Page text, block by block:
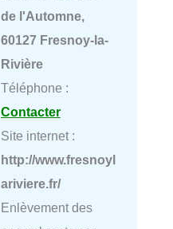
de l'Automne,
60127 Fresnoy-la-
Rivière
Téléphone :
Contacter
Site internet :
http://www.fresnoyl
ariviere.fr/
Enlèvement des